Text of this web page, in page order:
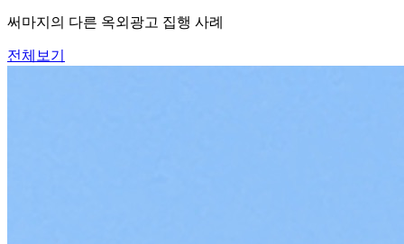
써마지의 다른 옥외광고 집행 사례
전체보기